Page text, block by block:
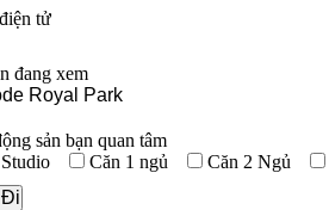
tử
đang xem
sản bạn quan tâm
Studio
Căn 1 ngủ Căn 2 Ngủ